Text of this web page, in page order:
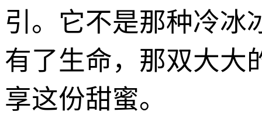
引。它不是那种冷冰
有了生命，那双大大
享这份甜蜜。